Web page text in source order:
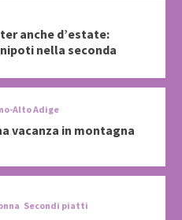
anche d’estate:
nella seconda
Alto Adige
vacanza in montagna
Secondi piatti